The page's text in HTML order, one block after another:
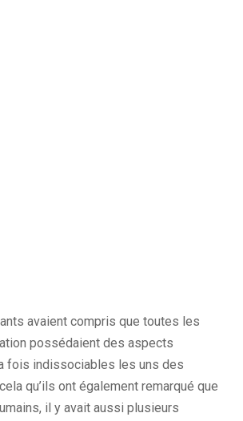
avaient compris que toutes les
possédaient des aspects
fois indissociables les uns des
qu’ils ont également remarqué que
il y avait aussi plusieurs